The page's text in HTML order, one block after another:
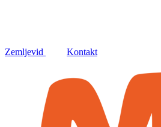
Zemljevid Kontakt